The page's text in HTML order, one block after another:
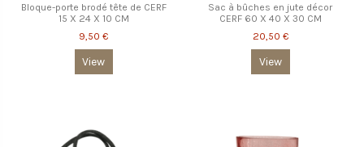
Bloque-porte brodé tête de CERF
15 X 24 X 10 CM
9,50 €
View
Sac à bûches en jute décor
CERF 60 X 40 X 30 CM
20,50 €
View